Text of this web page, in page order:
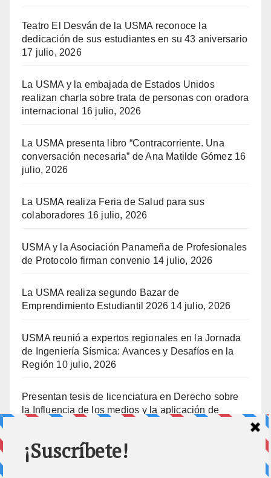
Teatro El Desván de la USMA reconoce la
dedicación de sus estudiantes en su 43 aniversario
17 julio, 2026
La USMA y la embajada de Estados Unidos
realizan charla sobre trata de personas con oradora
internacional
16 julio, 2026
La USMA presenta libro “Contracorriente. Una
conversación necesaria” de Ana Matilde Gómez 16
julio, 2026
La USMA realiza Feria de Salud para sus
colaboradores 16 julio, 2026
USMA y la Asociación Panameña de Profesionales
de Protocolo firman convenio 14 julio, 2026
La USMA realiza segundo Bazar de
Emprendimiento Estudiantil 2026 14 julio, 2026
USMA reunió a expertos regionales en la Jornada
de Ingeniería Sísmica: Avances y Desafíos en la
Región 10 julio, 2026
Presentan tesis de licenciatura en Derecho sobre
la Influencia de los medios y la aplicación de